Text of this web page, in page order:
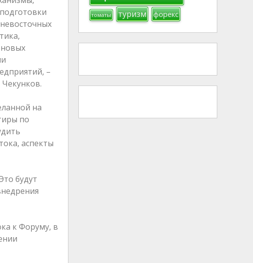
–
на
по
аспекты
будут
к Форуму, в
томаты туризм форекс